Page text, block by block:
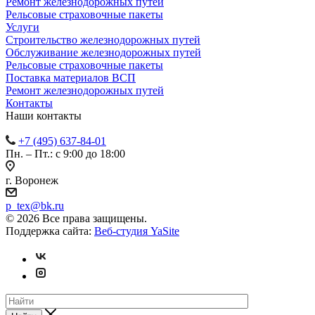
Рельсовые страховочные пакеты
Услуги
Строительство железнодорожных путей
Обслуживание железнодорожных путей
Рельсовые страховочные пакеты
Поставка материалов ВСП
Ремонт железнодорожных путей
Контакты
Наши контакты
+7 (495) 637-84-01
Пн. – Пт.: с 9:00 до 18:00
г. Воронеж
p_tex@bk.ru
© 2026 Все права защищены.
Поддержка сайта: Веб-студия YaSite